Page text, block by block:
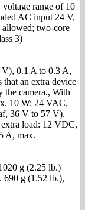
range of 10
AC input 24 V,
two-core
3)
0.1 A to 0.3 A,
that an extra device
the camera., With
10 W; 24 VAC,
36 V to 57 V),
load: 12 VDC,
A, max.
g (2.25 lb.)
690 g (1.52 lb.),